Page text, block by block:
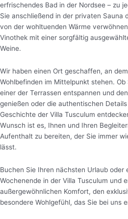
erfrischendes Bad in der Nordsee – zu
Sie anschließend in der privaten Sauna
von der wohltuenden Wärme
Vinothek mit einer sorgfältig
Weine.
Wir haben einen Ort geschaffen, an
Wohlbefinden im Mittelpunkt stehen.
einer der Terrassen entspannen und
genießen oder die authentischen
Geschichte der Villa Tusculum
Wunsch ist es, Ihnen und Ihren
Aufenthalt zu bereiten, der Sie immer
lässt.
Buchen Sie Ihren nächsten Urlaub oder
Wochenende in der Villa Tusculum und
außergewöhnlichen Komfort, den
besondere Wohlgefühl, das Sie bei uns